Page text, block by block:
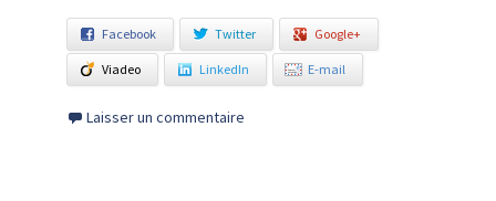
Facebook Twitter Google+
Viadeo LinkedIn E-mail
Laisser un commentaire